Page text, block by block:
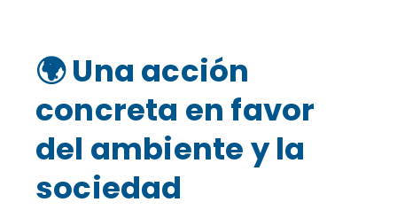
🌍 Una acción
concreta en favor
del ambiente y la
sociedad